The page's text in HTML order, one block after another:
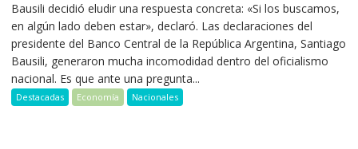
Bausili decidió eludir una respuesta concreta: «Si los buscamos,
en algún lado deben estar», declaró. Las declaraciones del
presidente del Banco Central de la República Argentina, Santiago
Bausili, generaron mucha incomodidad dentro del oficialismo
nacional. Es que ante una pregunta...
Destacadas Economía Nacionales